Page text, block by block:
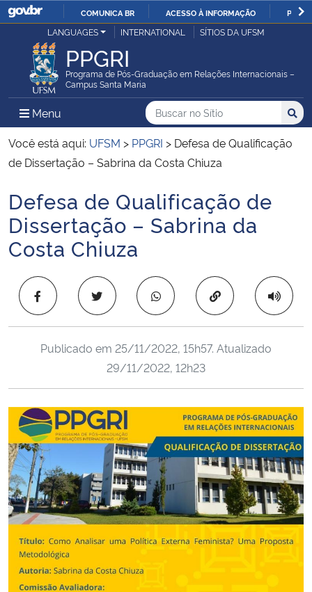
IR
O
COMUNICA BR ACESSO À INFORMAÇÃO
Ministério da Justiça e Segurança Pública
Ministério da Defesa
Ministério das Relações Exteriores
Ministério da Infraestrutura
Ministério da Agricultura, Pecuária e Abastecimento
Ministério da Educação
Ministério da Ciência, Tecnologia, Inovações e Comunicações
Ministério do Meio Ambiente
Ministério do Turismo
Ministério do Desenvolvimento Regional
Controladoria-Geral da União
LANGUAGES INTERNATIONAL SÍTIOS DA UFSM
PPGRI
Programa de Pós-Graduação em Relações Internacionais –
Campus Santa Maria
Menu Menu Principal do Sítio
Busca
Buscar no no Sítio
Busca:
Você está aqui: UFSM > PPGRI > Defesa de Qualificação
de Dissertação – Sabrina da Costa Chiuza
Início do conteúdo
Defesa de Qualificação de
Dissertação – Sabrina da
Costa Chiuza
Copiar para área
Publicado em 25/11/2022, 15h57. Atualizado
29/11/2022, 12h23